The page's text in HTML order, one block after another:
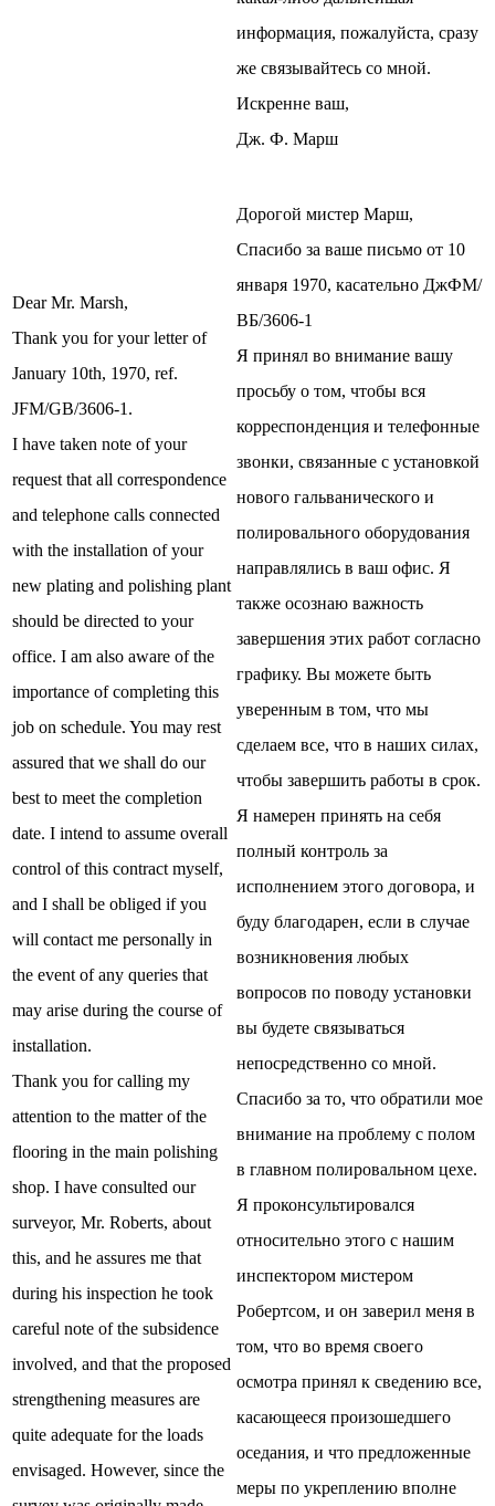
информация, пожалуйста, сразу
же связывайтесь со мной.
Искренне ваш,
Дж. Ф. Марш
Dear Mr. Marsh,
Thank you for your letter of
January 10th, 1970, ref.
JFM/GB/3606-1.
I have taken note of your
request that all correspondence
and telephone calls connected
with the installation of your
new plating and polishing plant
should be directed to your
office. I am also aware of the
importance of completing this
job on schedule. You may rest
assured that we shall do our
best to meet the completion
date. I intend to assume overall
control of this contract myself,
and I shall be obliged if you
will contact me personally in
the event of any queries that
may arise during the course of
installation.
Thank you for calling my
attention to the matter of the
flooring in the main polishing
shop. I have consulted our
surveyor, Mr. Roberts, about
this, and he assures me that
during his inspection he took
careful note of the subsidence
involved, and that the proposed
strengthening measures are
quite adequate for the loads
envisaged. However, since the
Дорогой мистер Марш,
Спасибо за ваше письмо от 10
января 1970, касательно ДжФМ/
ВБ/3606-1
Я принял во внимание вашу
просьбу о том, чтобы вся
корреспонденция и телефонные
звонки, связанные с установкой
нового гальванического и
полировального оборудования
направлялись в ваш офис. Я
также осознаю важность
завершения этих работ согласно
графику. Вы можете быть
уверенным в том, что мы
сделаем все, что в наших силах,
чтобы завершить работы в срок.
Я намерен принять на себя
полный контроль за
исполнением этого договора, и
буду благодарен, если в случае
возникновения любых
вопросов по поводу установки
вы будете связываться
непосредственно со мной.
Спасибо за то, что обратили мое
внимание на проблему с полом
в главном полировальном цехе.
Я проконсультировался
относительно этого с нашим
инспектором мистером
Робертсом, и он заверил меня в
том, что во время своего
осмотра принял к сведению все,
касающееся произошедшего
оседания, и что предложенные
меры по укреплению вполне